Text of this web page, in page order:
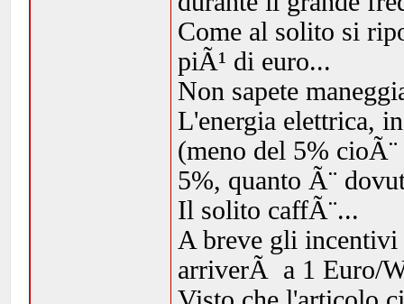
Come al solito si
piÃ¹ di euro...
Non sapete
L'energia elettrica,
(meno del 5%
5%, quanto Ã¨
Il solito caffÃ¨...
A breve gli incentivi
arriverÃ a 1 Euro/